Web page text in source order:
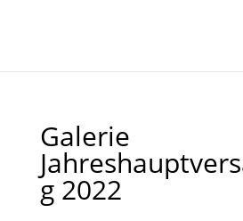
Galerie
g 2022